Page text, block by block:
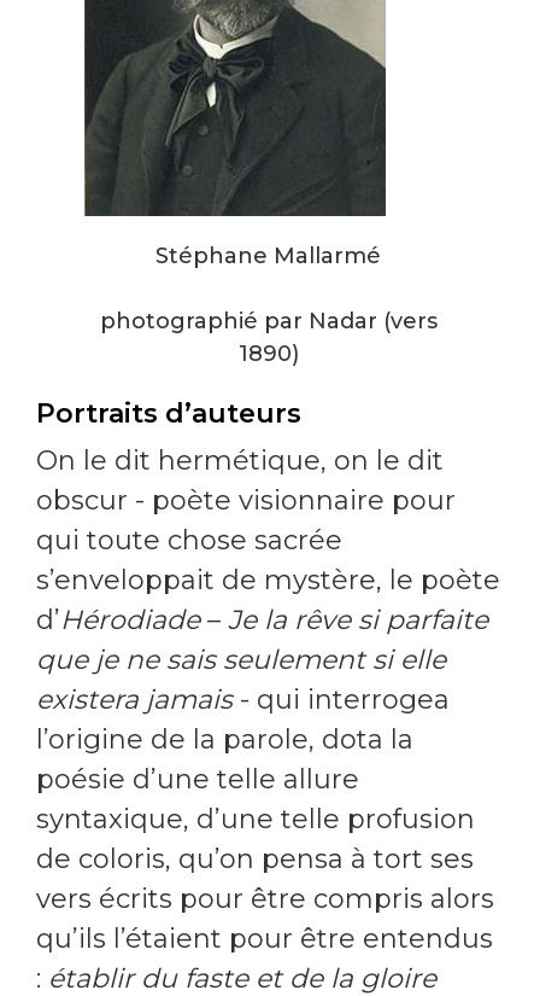
Portraits d’auteurs
On le dit hermétique, on le dit
obscur - poète visionnaire pour
qui toute chose sacrée
s’enveloppait de mystère, le poète
d’Hérodiade– Je la rêve si parfaite
que je ne sais seulement si elle
existera jamais- qui interrogea
l’origine de la parole, dota la
poésie d’une telle allure
syntaxique, d’une telle profusion
de coloris, qu’on pensa à tort ses
vers écrits pour être compris alors
qu’ils l’étaient pour être entendus
: établir du faste et de la gloire
Stéphane Mallarmé
photographié par Nadar (vers
1890)